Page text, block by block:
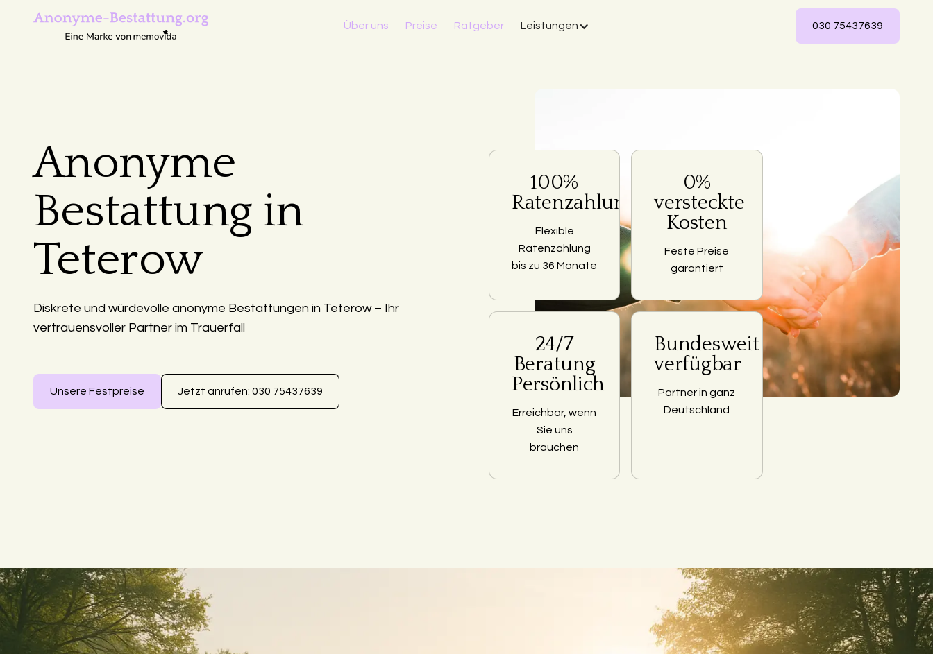
Über uns Preise Ratgeber Leistungen 030 75437639
Anonyme
Bestattung in
Teterow
Diskrete und würdevolle anonyme Bestattungen in Teterow – Ihr
vertrauensvoller Partner im Trauerfall
Unsere Festpreise Jetzt anrufen: 030 75437639
100%
Ratenzahlung
Flexible
Ratenzahlung
bis zu 36 Monate
0%
versteckte
Kosten
Feste Preise
garantiert
24/7
Beratung
Persönlich
Erreichbar, wenn
Sie uns
brauchen
Bundesweit
verfügbar
Partner in ganz
Deutschland